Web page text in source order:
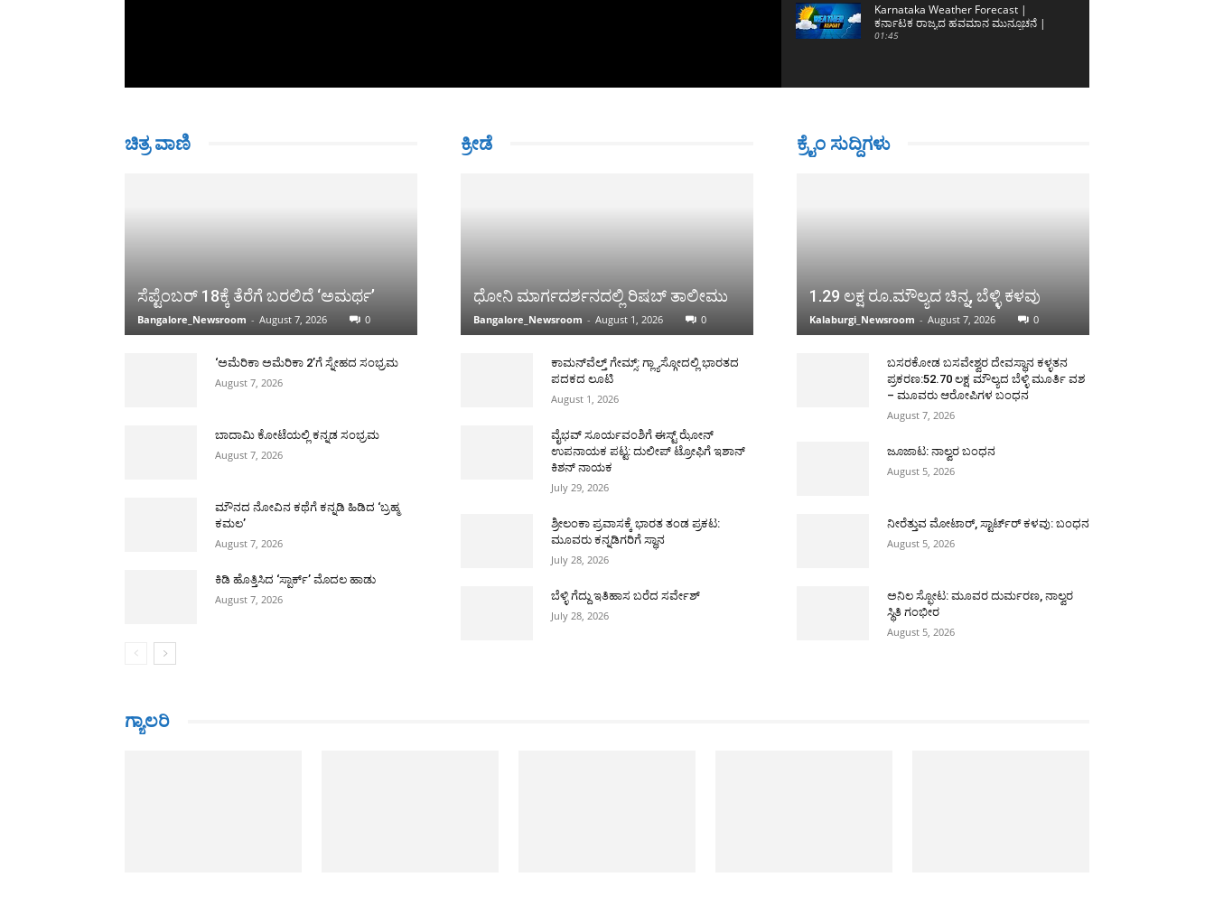
Karnataka Weather Forecast |
ಕರ್ನಾಟಕ ರಾಜ್ಯದ ಹವಮಾನ ಮುನ್ಸೂಚನೆ |
06/08/2026 | Sanjevani News
01:45
ಚಿತ್ರ ವಾಣಿ
ಸೆಪ್ಟೆಂಬರ್ 18ಕ್ಕೆ ತೆರೆಗೆ ಬರಲಿದೆ ‘ಅಮರ್ಥ’
Bangalore_Newsroom - August 7, 2026 0
‘ಅಮೆರಿಕಾ ಅಮೆರಿಕಾ 2’ಗೆ ಸ್ನೇಹದ ಸಂಭ್ರಮ
August 7, 2026
ಬಾದಾಮಿ ಕೋಟೆಯಲ್ಲಿ ಕನ್ನಡ ಸಂಭ್ರಮ
August 7, 2026
ಮೌನದ ನೋವಿನ ಕಥೆಗೆ ಕನ್ನಡಿ ಹಿಡಿದ ‘ಬ್ರಹ್ಮ
ಕಮಲ’
August 7, 2026
ಕಿಡಿ ಹೊತ್ತಿಸಿದ ‘ಸ್ಪಾರ್ಕ್’ ಮೊದಲ ಹಾಡು
August 7, 2026
ಕ್ರೀಡೆ
ಧೋನಿ ಮಾರ್ಗದರ್ಶನದಲ್ಲಿ ರಿಷಬ್ ತಾಲೀಮು
Bangalore_Newsroom - August 1, 2026 0
ಕಾಮನ್‌ವೆಲ್ತ್ ಗೇಮ್ಸ್: ಗ್ಲ್ಯಾಸ್ಗೋದಲ್ಲಿ ಭಾರತದ
ಪದಕದ ಲೂಟಿ
August 1, 2026
ವೈಭವ್ ಸೂರ್ಯವಂಶಿಗೆ ಈಸ್ಟ್ ಝೋನ್
ಉಪನಾಯಕ ಪಟ್ಟ: ದುಲೀಪ್ ಟ್ರೋಫಿಗೆ ಇಶಾನ್
ಕಿಶನ್ ನಾಯಕ
July 29, 2026
ಶ್ರೀಲಂಕಾ ಪ್ರವಾಸಕ್ಕೆ ಭಾರತ ತಂಡ ಪ್ರಕಟ:
ಮೂವರು ಕನ್ನಡಿಗರಿಗೆ ಸ್ಥಾನ
July 28, 2026
ಬೆಳ್ಳಿ ಗೆದ್ದು ಇತಿಹಾಸ ಬರೆದ ಸರ್ವೇಶ್
July 28, 2026
ಕ್ರೈಂ ಸುದ್ದಿಗಳು
1.29 ಲಕ್ಷ ರೂ.ಮೌಲ್ಯದ ಚಿನ್ನ, ಬೆಳ್ಳಿ ಕಳವು
Kalaburgi_Newsroom - August 7, 2026 0
ಬಸರಕೋಡ ಬಸವೇಶ್ವರ ದೇವಸ್ಥಾನ ಕಳ್ಳತನ
ಪ್ರಕರಣ:52.70 ಲಕ್ಷ ಮೌಲ್ಯದ ಬೆಳ್ಳಿ ಮೂರ್ತಿ ವಶ
– ಮೂವರು ಆರೋಪಿಗಳ ಬಂಧನ
August 7, 2026
ಜೂಜಾಟ: ನಾಲ್ವರ ಬಂಧನ
August 5, 2026
ನೀರೆತ್ತುವ ಮೋಟಾರ್, ಸ್ಟಾರ್ಟ್‍ರ್ ಕಳವು: ಬಂಧನ
August 5, 2026
ಅನಿಲ ಸ್ಫೋಟ: ಮೂವರ ದುರ್ಮರಣ, ನಾಲ್ವರ
ಸ್ಥಿತಿ ಗಂಭೀರ
August 5, 2026
ಗ್ಯಾಲರಿ